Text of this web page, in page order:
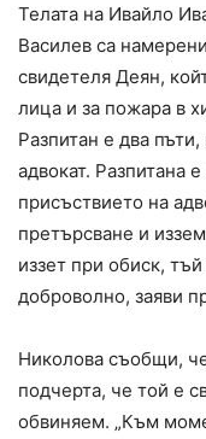
Телата на Ивайло
Василев са
свидетеля Деян,
лица и за пожара в
Разпитан е два
адвокат. Разпитана
присъствието на
претърсване и
иззет при обиск,
доброволно, заяви
Николова съобщи,
подчерта, че той е
обвиняем. „Към